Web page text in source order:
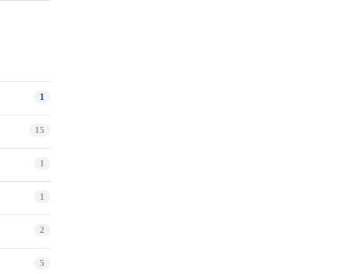
1
15
1
1
2
5